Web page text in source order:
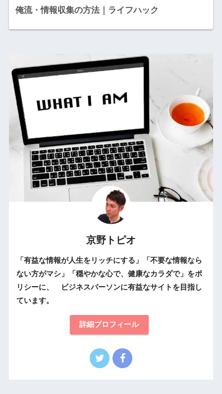
俺流・情報収集の方法｜ライフハック
京野トピオ
「有益な情報が人生をリッチにする」「不要な情報なら
ない方がマシ」「穏やかな心で、健康なカラダで」をポ
リシーに、 ビジネスパーソンに有益なサイトを目指し
ています。
詳細プロフィール